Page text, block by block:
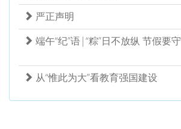
严正声明
端午“纪”语|“粽”日不放纵 节假要守
从“惟此为大”看教育强国建设